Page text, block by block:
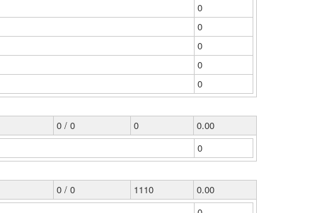
0
0
0
0
0
0 / 0 0
0.00
0
0 / 0 1110
0.00